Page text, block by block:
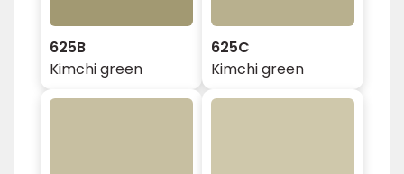
625B
Kimchi green
625C
Kimchi green